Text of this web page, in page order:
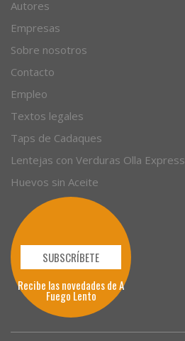
Autores
Empresas
Sobre nosotros
Contacto
Empleo
Textos legales
Taps de Cadaques
Lentejas con Verduras Olla Express
Huevos sin Aceite
SUBSCRÍBETE
Recibe las novedades de A
Fuego Lento